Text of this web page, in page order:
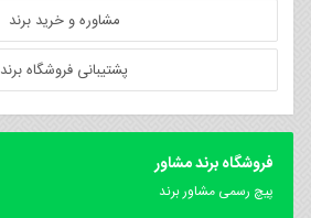
مشاوره و خرید برند
پشتیبانی فروشگاه برند
فروشگاه برند مشاور
پیچ رسمی مشاور برند